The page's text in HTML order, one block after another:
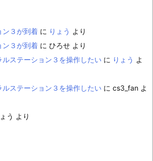
ン３が到着 に りょう より
ン３が到着 に ひろせ より
ステーション３を操作したい に りょう よ
ステーション３を操作したい に cs3_fan よ
う より